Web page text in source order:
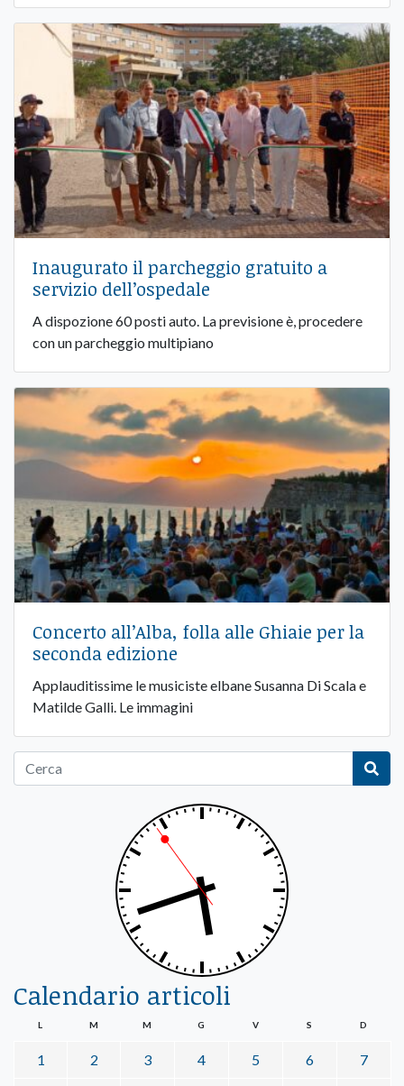
Inaugurato il parcheggio gratuito a
servizio dell’ospedale
A dispozione 60 posti auto. La previsione è, procedere
con un parcheggio multipiano
Concerto all’Alba, folla alle Ghiaie per la
seconda edizione
Applauditissime le musiciste elbane Susanna Di Scala e
Matilde Galli. Le immagini
Calendario articoli
L M M G V S D
1 2 3 4 5 6 7